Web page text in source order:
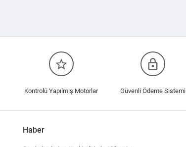
star_border
Kontrolü Yapılmış Motorlar
lock_outline
Güvenli Ödeme Sistemi
Haber